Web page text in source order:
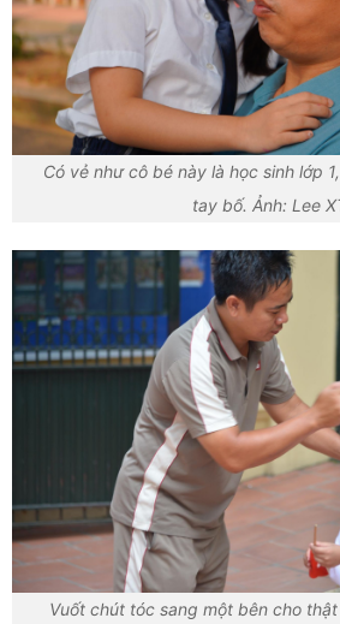
Có vẻ như cô bé này là học sinh lớp
tay bố. Ảnh: Lee
Vuốt chút tóc sang một bên cho